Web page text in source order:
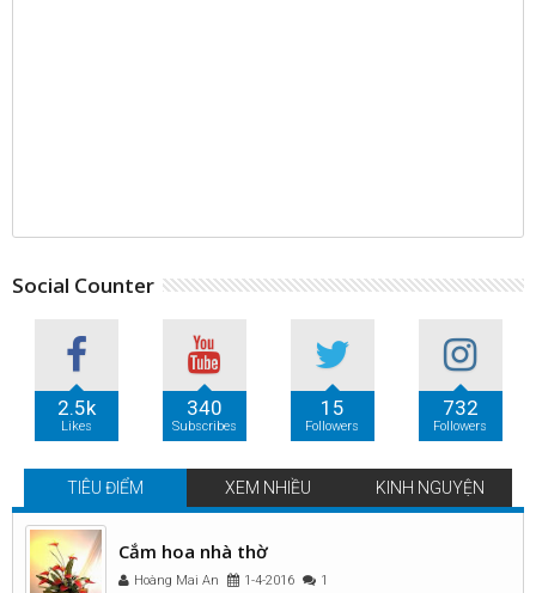
Social Counter
2.5k
Likes
340
Subscribes
15
Followers
732
Followers
TIÊU ĐIỂM XEM NHIỀU KINH NGUYỆN
Cắm hoa nhà thờ
Hoàng Mai An 1-4-2016 1